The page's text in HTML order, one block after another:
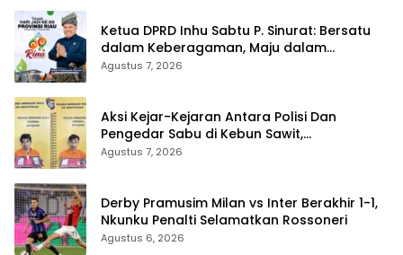
Ketua DPRD Inhu Sabtu P. Sinurat: Bersatu
dalam Keberagaman, Maju dalam
Pembangunan di HUT ke-69 Provinsi Riau
Agustus 7, 2026
Aksi Kejar-Kejaran Antara Polisi Dan
Pengedar Sabu di Kebun Sawit,
Satresnarkoba Polres Inhu Ringkus Dua
Agustus 7, 2026
Derby Pramusim Milan vs Inter Berakhir 1-1,
Nkunku Penalti Selamatkan Rossoneri
Agustus 6, 2026